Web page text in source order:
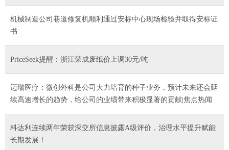
机械制造公司巷道修复机顺利通过安标中心现场检验并取得安标证
书
PriceSeek提醒：浙江荣成废纸价上调30元/吨
迈瑞医疗：微创外科是公司大力培育的种子业务，预计未来还会延
续高速增长的趋势，给公司的业绩带来积极显著的贡献|焦点热闻
科达利连续两年荣获深交所信息披露A级评价，治理水平提升赋能
长期发展！